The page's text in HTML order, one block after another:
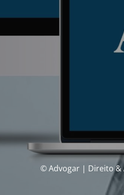
© Advogar | Direito &